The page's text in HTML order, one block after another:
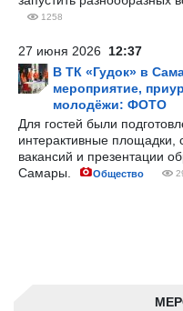
1258
27 июня 2026 12:37
В ТК «Гудок» в
мероприятие,
молодёжи: ФОТО
Для гостей были
интерактивные площадки,
вакансий и презентации
Самары.
Общество